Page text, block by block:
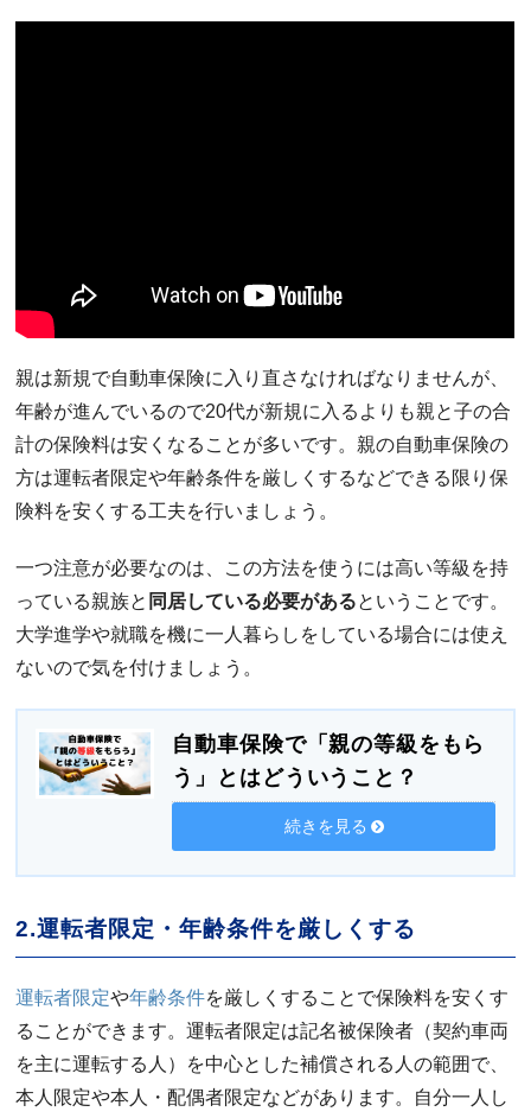
親は新規で自動車保険に入り直さなければなりませんが、
年齢が進んでいるので20代が新規に入るよりも親と子の合
計の保険料は安くなることが多いです。親の自動車保険の
方は運転者限定や年齢条件を厳しくするなどできる限り保
険料を安くする工夫を行いましょう。
一つ注意が必要なのは、この方法を使うには高い等級を持
っている親族と 同居している必要があるということです。
大学進学や就職を機に一人暮らしをしている場合には使え
ないので気を付けましょう。
自動車保険で「親の等級をもら
う」とはどういうこと？
続きを見る
2.運転者限定・年齢条件を厳しくする
運転者限定や年齢条件を厳しくすることで保険料を安くす
ることができます。運転者限定は記名被保険者（契約車両
を主に運転する人）を中心とした補償される人の範囲で、
本人限定や本人・配偶者限定などがあります。自分一人し